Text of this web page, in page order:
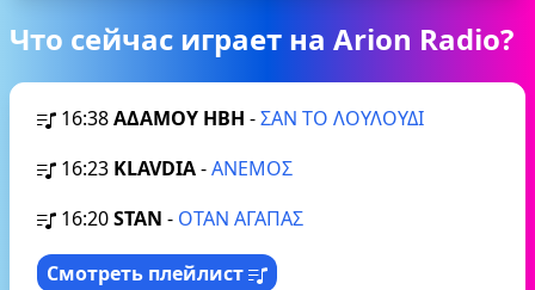
Что сейчас играет на Arion Radio?
16:38ΑΔΑΜΟΥ ΗΒΗ -ΣΑΝ ΤΟ ΛΟΥΛΟΥΔΙ
16:23 KLAVDIA-ΑΝΕΜΟΣ
16:20STAN - ΟΤΑΝ ΑΓΑΠΑΣ
Смотреть плейлист